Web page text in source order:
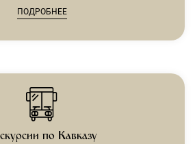
ПОДРОБНЕЕ
по Кавказу